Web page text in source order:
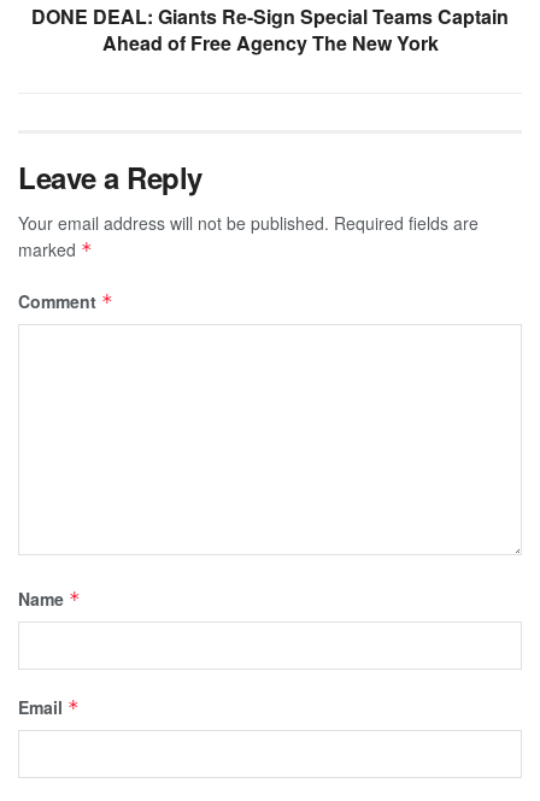
DONE DEAL: Giants Re-Sign Special Teams Captain
Ahead of Free Agency The New York
Leave a Reply
Your email address will not be published. Required fields are
marked *
Comment *
Name *
Email *